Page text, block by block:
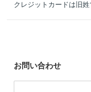
クレジットカードは旧
お問い合わせ